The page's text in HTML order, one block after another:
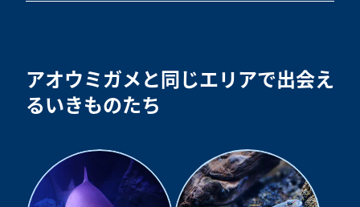
アオウミガメと同じエリアで出会え
るいきものたち